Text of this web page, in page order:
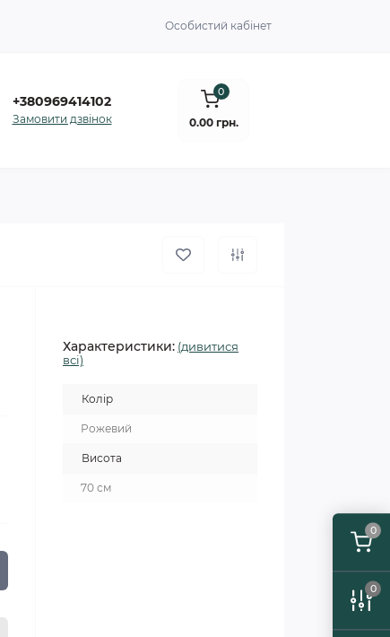
0
0
Особистий кабінет
+380969414102
Замовити дзвінок
0
0.00 грн.
Характеристики: (дивитися
всі)
Колір
Рожевий
Висота
70 см